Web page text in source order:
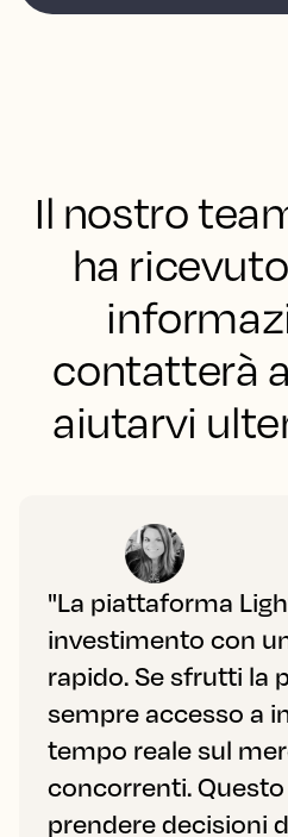
Il nostro
ha
contatterà
aiutarvi
"La piattaforma
investimento con
rapido. Se sfrutti la
sempre accesso a
tempo reale sul
concorrenti.
prendere decisioni